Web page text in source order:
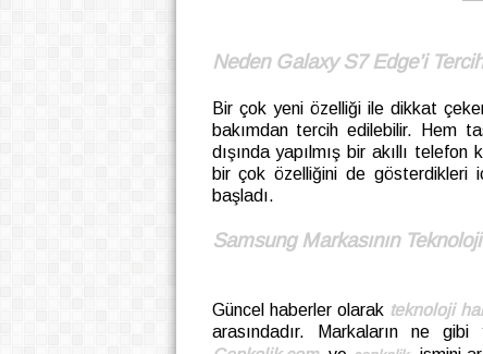
Neden Galaxy S7 Edge’i
Bir çok yeni özelliği ile dikkat
bakımdan tercih edilebilir. Hem
dışında yapılmış bir akıllı telefon
bir çok özelliğini de gösterdikleri
başladı.
Samsung Markasının
Güncel haberler olarak teknoloji
arasındadır. Markaların ne